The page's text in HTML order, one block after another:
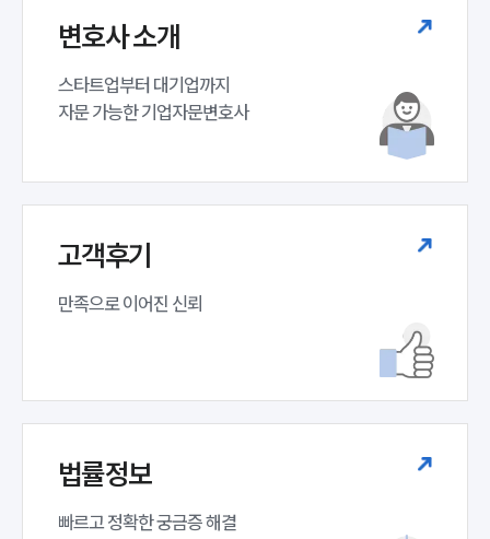
변호사 소개
스타트업부터 대기업까지
자문 가능한 기업자문변호사
고객후기
만족으로 이어진 신뢰
법률정보
빠르고 정확한 궁금증 해결